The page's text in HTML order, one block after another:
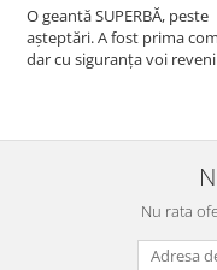
O geantă SUPERBĂ, peste
așteptări. A fost prima
dar cu siguranța voi
doua zi). RECOMAND
Nu rata